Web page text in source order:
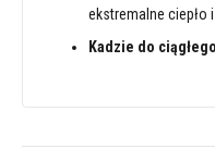
ekstremalne ciepło i
Kadzie do